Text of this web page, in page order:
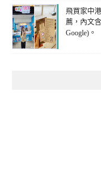
飛買家中
薦，內文
Google)。